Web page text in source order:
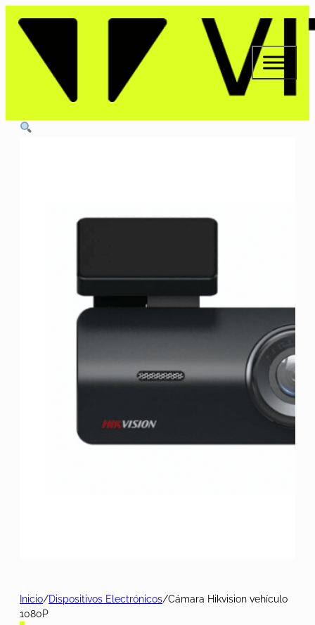
Inicio/Dispositivos Electrónicos/Cámara Hikvision vehículo
1080P